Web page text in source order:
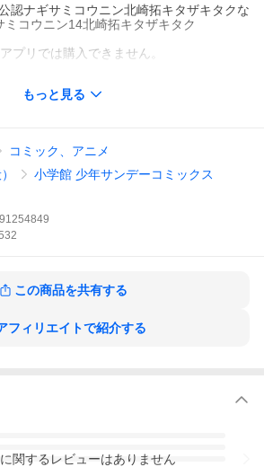
認ナギサミコウニン北崎拓キタザキタクな
コウニン14北崎拓キタザキタク
プリでは購入できません。
作るなど今ひとつ緊張感がない。おまけ
切なスパイクシューズを学校の部室に忘
騒ぎする始末。藤井先生の紹介でなぎさ
出身のアスリートの高城ミユウは、そん
るやら。
っと見る
もっと見る
コミック、アニメ
小学館 少年サンデーコミックス
この商品を共有する
フィリエイトで紹介する
に関するレビューはありません